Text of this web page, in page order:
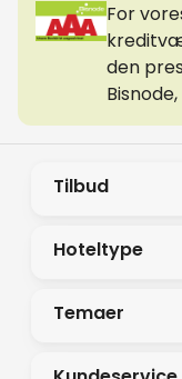
For
den
Tilbud
Hoteltype
Temaer